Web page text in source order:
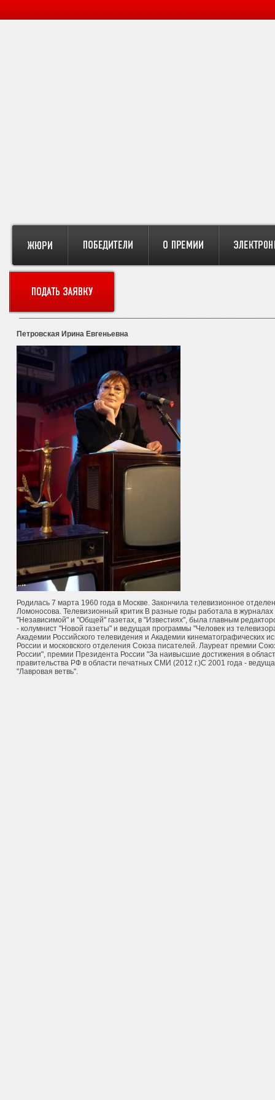
Петровская Ирина Евгеньевна
Родилась 7 марта 1960 года в Москве. Закончила телевизионное
Ломоносова. Телевизионный критик В разные годы работала в
"Независимой" и "Общей" газетах, в "Известиях", была главным
- колумнист "Новой газеты" и ведущая программы "Человек из
Академии Российского телевидения и Академии кинематографических
России и московского отделения Союза писателей. Лауреат премии
России", премии Президента России "За наивысшие достижения в
правительства РФ в области печатных СМИ (2012 г.)С 2001 года -
"Лавровая ветвь".